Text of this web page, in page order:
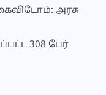
அரசு
308 பேர்